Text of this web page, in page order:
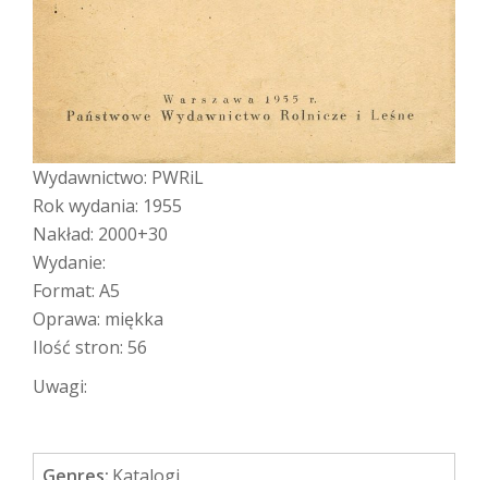
Wydawnictwo: PWRiL
Rok wydania: 1955
Nakład: 2000+30
Wydanie:
Format: A5
Oprawa: miękka
Ilość stron: 56
Uwagi: